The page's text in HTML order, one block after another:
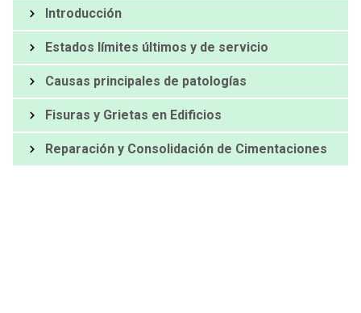
Introducción
Estados límites últimos y de servicio
Causas principales de patologías
Fisuras y Grietas en Edificios
Reparación y Consolidación de Cimentaciones